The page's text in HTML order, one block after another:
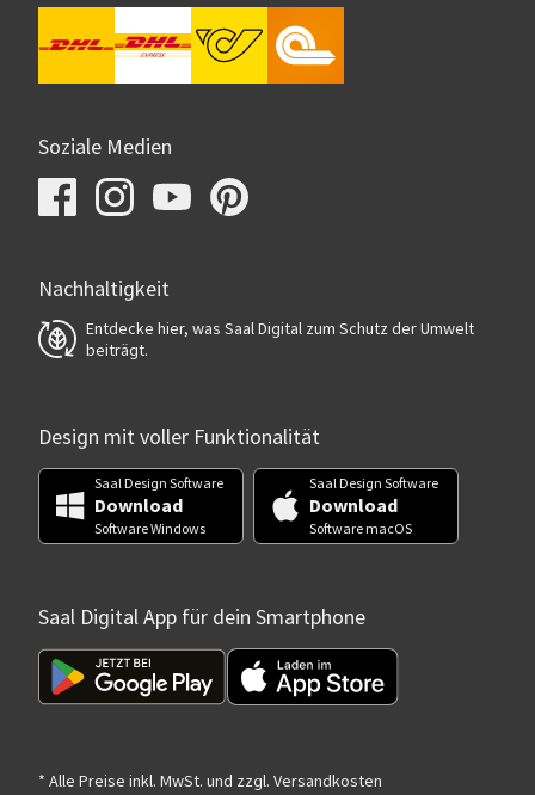
Soziale Medien
Nachhaltigkeit
Entdecke hier, was Saal Digital zum Schutz der Umwelt
beiträgt.
Design mit voller Funktionalität
Saal Design Software
Download
Software Windows
Saal Design Software
Download
Software macOS
Saal Digital App für dein Smartphone
* Alle Preise inkl. MwSt. und zzgl. Versandkosten